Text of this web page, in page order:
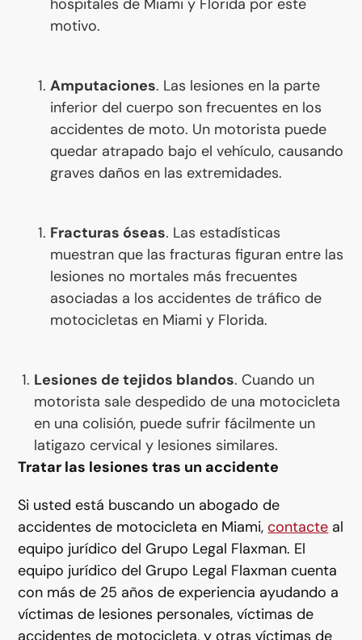
hospitales de Miami y Florida por este
motivo.
Amputaciones. Las lesiones en la parte
inferior del cuerpo son frecuentes en los
accidentes de moto. Un motorista puede
quedar atrapado bajo el vehículo, causando
graves daños en las extremidades.
Fracturas óseas. Las estadísticas
muestran que las fracturas figuran entre las
lesiones no mortales más frecuentes
asociadas a los accidentes de tráfico de
motocicletas en Miami y Florida.
Lesiones de tejidos blandos. Cuando un
motorista sale despedido de una motocicleta
en una colisión, puede sufrir fácilmente un
latigazo cervical y lesiones similares.
Tratar las lesiones tras un accidente
Si usted está buscando un abogado de
accidentes de motocicleta en Miami,contacte al
equipo jurídico del Grupo Legal Flaxman. El
equipo jurídico del Grupo Legal Flaxman cuenta
con más de 25 años de experiencia ayudando a
víctimas de lesiones personales, víctimas de
accidentes de motocicleta, y otras víctimas de